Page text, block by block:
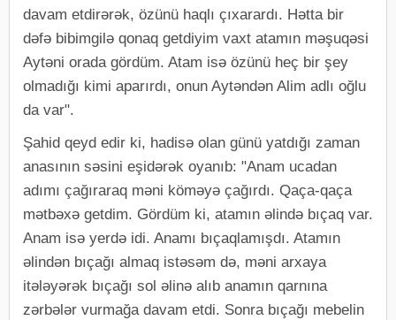
davam etdirərək, özünü haqlı çıxarardı. Hətta bir
dəfə bibimgilə qonaq getdiyim vaxt atamın məşuqəsi
Aytəni orada gördüm. Atam isə özünü heç bir şey
olmadığı kimi aparırdı, onun Aytəndən Alim adlı oğlu
da var".
Şahid qeyd edir ki, hadisə olan günü yatdığı zaman
anasının səsini eşidərək oyanıb: "Anam ucadan
adımı çağıraraq məni köməyə çağırdı. Qaça-qaça
mətbəxə getdim. Gördüm ki, atamın əlində bıçaq var.
Anam isə yerdə idi. Anamı bıçaqlamışdı. Atamın
əlindən bıçağı almaq istəsəm də, məni arxaya
itələyərək bıçağı sol əlinə alıb anamın qarnına
zərbələr vurmağa davam etdi. Sonra bıçağı mebelin